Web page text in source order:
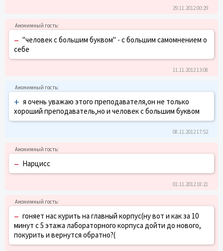
29.11.2012 00:29
– "человек с большим буквом" - с большим самомнением о
себе
11.11.2012 13:08
+ я очень уважаю этого преподавателя,он не только
хороший преподаватель,но и человек с большим буквом
08.11.2012 17:52
– Нарцисс
01.11.2012 18:21
– гоняет нас курить на главный корпус(ну вот и как за 10
минут с 5 этажа лабораторного корпуса дойти до нового,
покурить и вернутся обратно?(